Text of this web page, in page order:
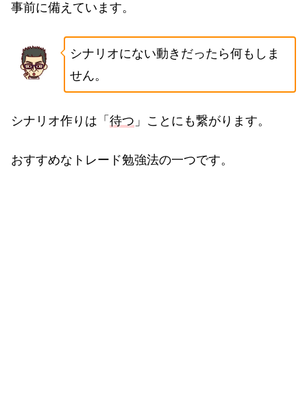
事前に備えています。
シナリオにない動きだったら何もしま
せん。
シナリオ作りは「 待つ 」ことにも繋がります。
おすすめなトレード勉強法の一つです。